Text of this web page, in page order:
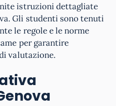
istruzioni dettagliate
Gli studenti sono tenuti
le regole e le norme
per garantire
valutazione.